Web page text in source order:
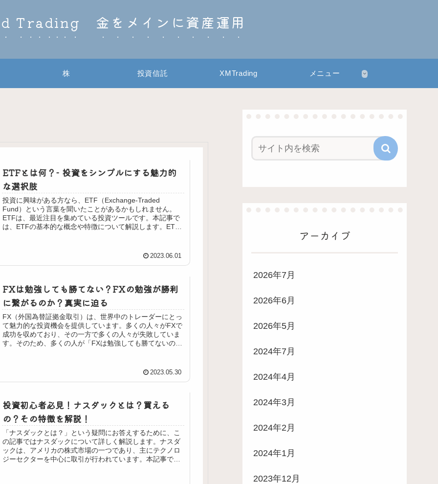
Trading 金をメインに資産運用
株 投資信託 XMTrading メニュー
ETFとは何？- 投資をシンプルにする魅力的
な選択肢
投資に興味がある方なら、ETF（Exchange-Traded
Fund）という言葉を聞いたことがあるかもしれません。
ETFは、最近注目を集めている投資ツールです。本記事で
は、ETFの基本的な概念や特徴について解説します。ETF
2023.06.01
FXは勉強しても勝てない？FXの勉強が勝利
に繋がるのか？真実に迫る
FX（外国為替証拠金取引）は、世界中のトレーダーにとっ
て魅力的な投資機会を提供しています。多くの人々がFXで
成功を収めており、その一方で多くの人々が失敗していま
す。そのため、多くの人が「FXは勉強しても勝てないの
2023.05.30
投資初心者必見！ナスダックとは？買える
の？その特徴を解説！
「ナスダックとは？」という疑問にお答えするために、こ
の記事ではナスダックについて詳しく解説します。ナスダ
ックは、アメリカの株式市場の一つであり、主にテクノロ
ジーセクターを中心に取引が行われています。本記事で
アーカイブ
2026年7月
2026年6月
2026年5月
2024年7月
2024年4月
2024年3月
2024年2月
2024年1月
2023年12月